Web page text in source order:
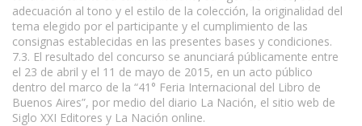
adecuación al tono y el estilo de la colección, la originalidad del
tema elegido por el participante y el cumplimiento de las
consignas establecidas en las presentes bases y condiciones.
7.3. El resultado del concurso se anunciará públicamente entre
el 23 de abril y el 11 de mayo de 2015, en un acto público
dentro del marco de la “41° Feria Internacional del Libro de
Buenos Aires”, por medio del diario La Nación, el sitio web de
Siglo XXI Editores y La Nación online.